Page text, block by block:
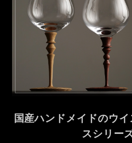
国産ハンドメイドのウ
スシリー